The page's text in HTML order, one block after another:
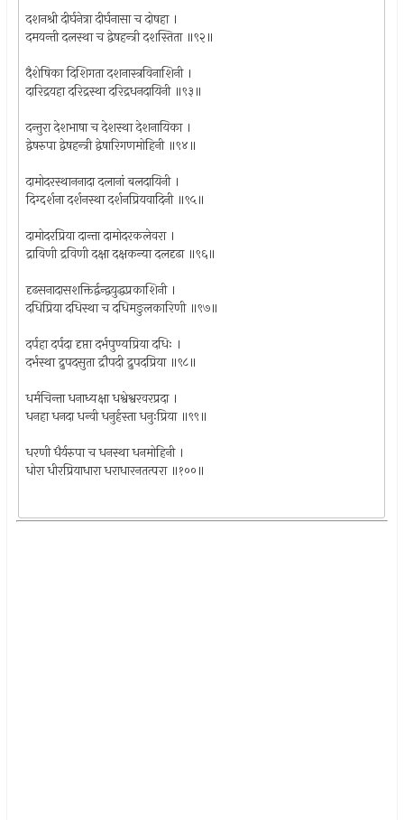
दशनश्री दीर्घनेत्रा दीर्घनासा च दोषहा ।
दमयन्ती दलस्था च द्वेषहन्त्री दशस्तिता ॥९२॥
दैशेषिका दिशिगता दशनास्त्रविनाशिनी ।
दारिद्रयहा दरिद्रस्था दरिद्रधनदायिनी ॥९३॥
दन्तुरा देशभाषा च देशस्था देशनायिका ।
द्वेषरुपा द्वेषहन्त्री द्वेषारिगणमोहिनी ॥९४॥
दामोदरस्थाननादा दलानां बलदायिनी ।
दिग्दर्शना दर्शनस्था दर्शनप्रियवादिनी ॥९५॥
दामोदरप्रिया दान्ता दामोदरकलेवरा ।
द्राविणी द्रविणी दक्षा दक्षकन्या दलदृढा ॥९६॥
दृढसनादासशक्तिर्द्वन्द्वयुद्धप्रकाशिनी ।
दधिप्रिया दधिस्था च दधिमङुलकारिणी ॥९७॥
दर्पहा दर्पदा दृप्ता दर्भपुण्यप्रिया दधिः ।
दर्भस्था द्रुपदसुता द्रौपदी द्रुपदप्रिया ॥९८॥
धर्मचिन्ता धनाध्यक्षा धश्वेश्वरवरप्रदा ।
धनहा धनदा धन्वी धनुर्हस्ता धनुःप्रिया ॥९९॥
धरणी धैर्यरुपा च धनस्था धनमोहिनी ।
धोरा धीरप्रियाधारा धराधारनतत्परा ॥१००॥